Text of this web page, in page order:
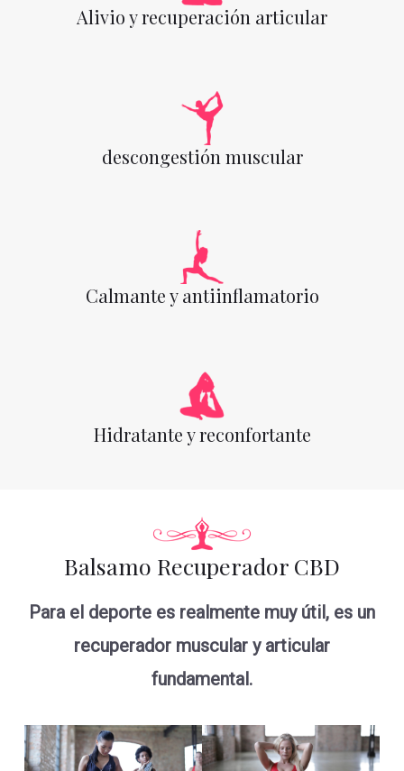
Alivio y recuperación articular
descongestión muscular
Calmante y antiinflamatorio
Hidratante y reconfortante
Balsamo Recuperador CBD
Para el deporte es realmente muy útil, es un
recuperador muscular y articular
fundamental.